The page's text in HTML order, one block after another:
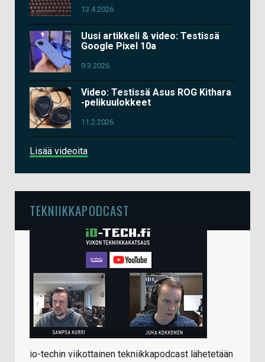
13.4.2026
Uusi artikkeli & video: Testissä
Google Pixel 10a
9.3.2026
Video: Testissä Asus ROG Kithara
-pelikuulokkeet
11.2.2026
Lisää videoita
TEKNIIKKAPODCAST
io-techin viikottainen tekniikkapodcast lähetetään